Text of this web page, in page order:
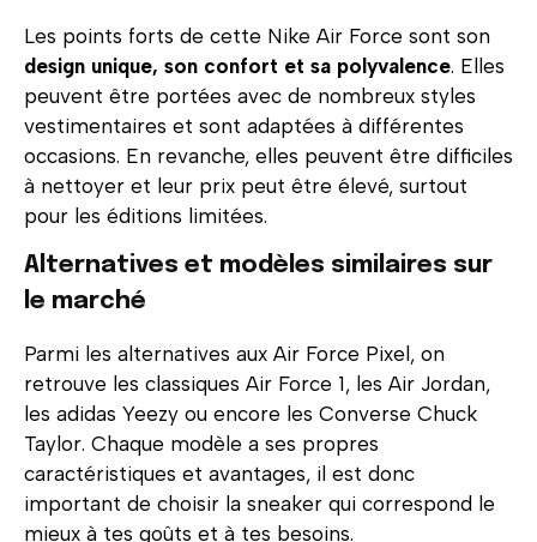
Les points forts de cette Nike Air Force sont son
design unique, son confort et sa polyvalence. Elles
peuvent être portées avec de nombreux styles
vestimentaires et sont adaptées à différentes
occasions. En revanche, elles peuvent être difficiles
à nettoyer et leur prix peut être élevé, surtout
pour les éditions limitées.
Alternatives et modèles similaires sur
le marché
Parmi les alternatives aux Air Force Pixel, on
retrouve les classiques Air Force 1, les Air Jordan,
les adidas Yeezy ou encore les Converse Chuck
Taylor. Chaque modèle a ses propres
caractéristiques et avantages, il est donc
important de choisir la sneaker qui correspond le
mieux à tes goûts et à tes besoins.